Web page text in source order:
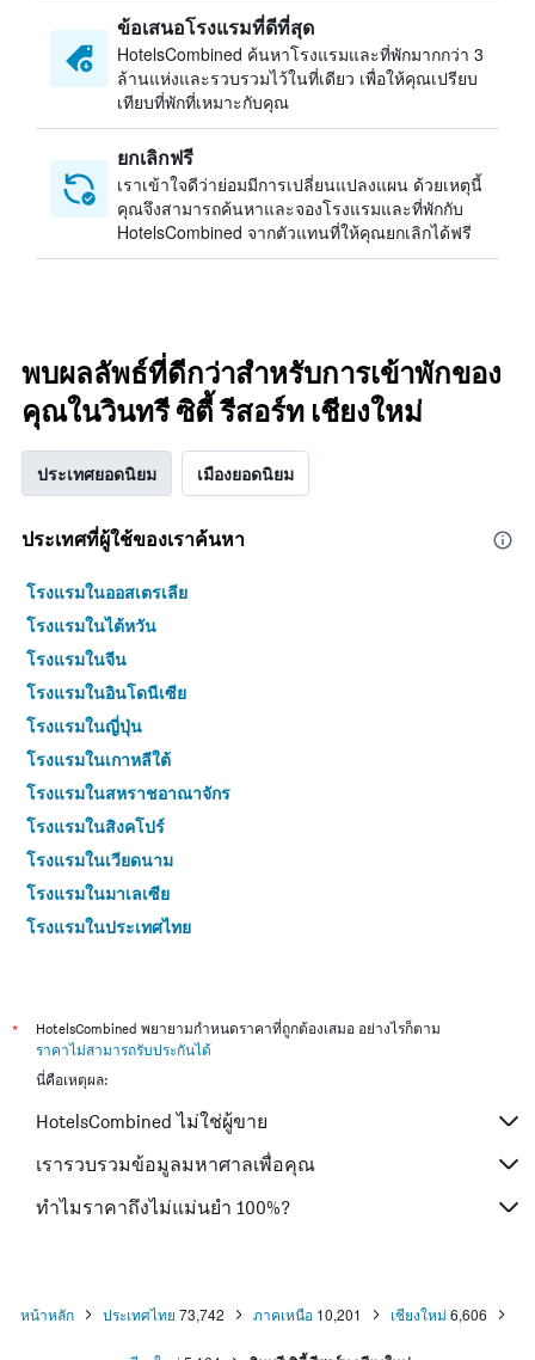
ข้อเสนอโรงแรมที่ดีที่สุด
HotelsCombined ค้นหาโรงแรมและที่พักมากกว่า 3
ล้านแห่งและรวบรวมไว้ในที่เดียว เพื่อให้คุณเปรียบ
เทียบที่พักที่เหมาะกับคุณ
ยกเลิกฟรี
เราเข้าใจดีว่าย่อมมีการเปลี่ยนแปลงแผน ด้วยเหตุนี้
คุณจึงสามารถค้นหาและจองโรงแรมและที่พักกับ
HotelsCombined จากตัวแทนที่ให้คุณยกเลิกได้ฟรี
พบผลลัพธ์ที่ดีกว่าสำหรับการเข้าพักของ
คุณในวินทรี ซิตี้ รีสอร์ท เชียงใหม่
ประเทศยอดนิยม เมืองยอดนิยม
ประเทศที่ผู้ใช้ของเราค้นหา
โรงแรมในออสเตรเลีย
โรงแรมในไต้หวัน
โรงแรมในจีน
โรงแรมในอินโดนีเซีย
โรงแรมในญี่ปุ่น
โรงแรมในเกาหลีใต้
โรงแรมในสหราชอาณาจักร
โรงแรมในสิงคโปร์
โรงแรมในเวียดนาม
โรงแรมในมาเลเซีย
โรงแรมในประเทศไทย
*
HotelsCombined พยายามกำหนดราคาที่ถูกต้องเสมอ อย่างไรก็ตาม
ราคาไม่สามารถรับประกันได้
นี่คือเหตุผล:
HotelsCombined ไม่ใช่ผู้ขาย
เรารวบรวมข้อมูลมหาศาลเพื่อคุณ
ทำไมราคาถึงไม่แม่นยำ 100%?
หน้าหลัก ประเทศไทย 73,742 ภาคเหนือ 10,201 เชียงใหม่ 6,606